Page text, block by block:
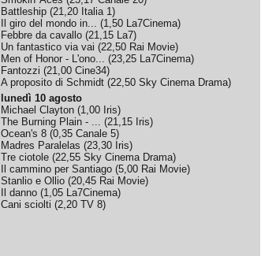
Battleship (21,20 Italia 1)
Il giro del mondo in... (1,50 La7Cinema)
Febbre da cavallo (21,15 La7)
Un fantastico via vai (22,50 Rai Movie)
Men of Honor - L'ono... (23,25 La7Cinema)
Fantozzi (21,00 Cine34)
A proposito di Schmidt (22,50 Sky Cinema Drama)
lunedì 10 agosto
Michael Clayton (1,00 Iris)
The Burning Plain - ... (21,15 Iris)
Ocean's 8 (0,35 Canale 5)
Madres Paralelas (23,30 Iris)
Tre ciotole (22,55 Sky Cinema Drama)
Il cammino per Santiago (5,00 Rai Movie)
Stanlio e Ollio (20,45 Rai Movie)
Il danno (1,05 La7Cinema)
Cani sciolti (2,20 TV 8)